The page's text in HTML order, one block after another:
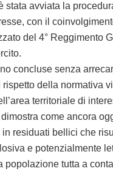
stata avviata la
con il
del 4° Reggimento
concluse senza
della normativa
territoriale di
dimostra come ancora
residuati bellici che
e potenzialmente
popolazione tutta a